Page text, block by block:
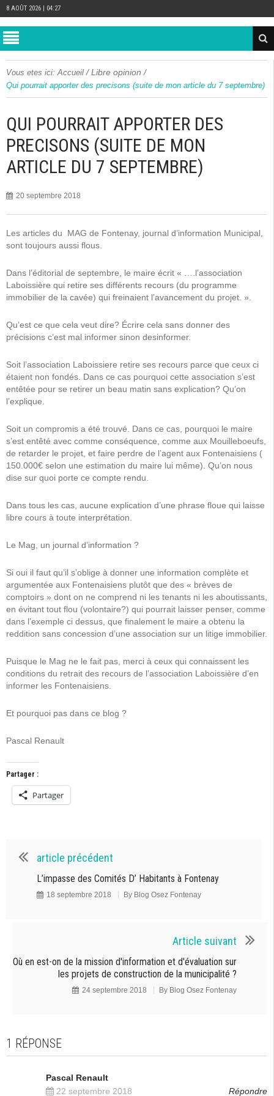
8 AOÛT 2026 | 04:27
Vous etes ici: Accueil /Libre opinion /
Qui pourrait apporter des precisons (suite de mon article du 7 septembre)
QUI POURRAIT APPORTER DES
PRECISONS (SUITE DE MON
ARTICLE DU 7 SEPTEMBRE)
20 septembre 2018
Les articles du MAG de Fontenay, journal d’information Municipal,
sont toujours aussi flous.
Dans l’éditorial de septembre, le maire écrit « ….l’association
Laboissière qui retire ses différents recours (du programme
immobilier de la cavée) qui freinaient l’avancement du projet. ».
Qu’est ce que cela veut dire? Écrire cela sans donner des
précisions c’est mal informer sinon desinformer.
Soit l’association Laboissiere retire ses recours parce que ceux ci
étaient non fondés. Dans ce cas pourquoi cette association s’est
entêtée pour se retirer un beau matin sans explication? Qu’on
l’explique.
Soit un compromis a été trouvé. Dans ce cas, pourquoi le maire
s’est entêté avec comme conséquence, comme aux Mouilleboeufs,
de retarder le projet, et faire perdre de l’agent aux Fontenaisiens (
150.000€ selon une estimation du maire lui même). Qu’on nous
dise sur quoi porte ce compte rendu.
Dans tous les cas, aucune explication d’une phrase floue qui laisse
libre cours à toute interprétation.
Le Mag, un journal d’information ?
Si oui il faut qu’il s’oblige à donner une information complète et
argumentée aux Fontenaisiens plutôt que des « brèves de
comptoirs » dont on ne comprend ni les tenants ni les aboutissants,
en évitant tout flou (volontaire?) qui pourrait laisser penser, comme
dans l’exemple ci dessus, que finalement le maire a obtenu la
reddition sans concession d’une association sur un litige immobilier.
Puisque le Mag ne le fait pas, merci à ceux qui connaissent les
conditions du retrait des recours de l’association Laboissière d’en
informer les Fontenaisiens.
Et pourquoi pas dans ce blog ?
Pascal Renault
Partager :
Partager
article précédent
L’impasse des Comités D’ Habitants à Fontenay
18 septembre 2018 By Blog Osez Fontenay
Article suivant
Où en est-on de la mission d'information et d'évaluation sur
les projets de construction de la municipalité ?
24 septembre 2018 By Blog Osez Fontenay
1 RÉPONSE
Pascal Renault
22 septembre 2018
Répondre